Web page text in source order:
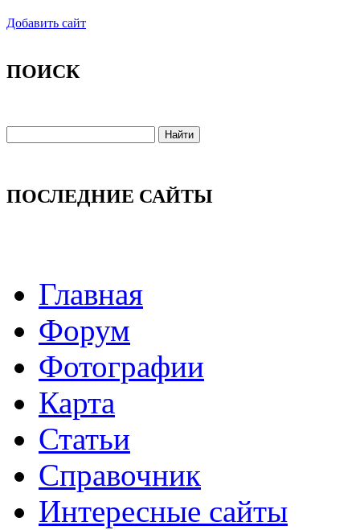
Добавить сайт
ПОИСК
ПОСЛЕДНИЕ САЙТЫ
Главная
Форум
Фотографии
Карта
Статьи
Справочник
Интересные сайты